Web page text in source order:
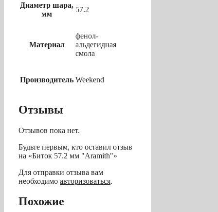
Диаметр шара,
мм
57.2
Материал
фенол-
альдегидная
смола
Производитель Weekend
Отзывы
Отзывов пока нет.
Будьте первым, кто оставил отзыв
на «Биток 57.2 мм "Aramith"»
Для отправки отзыва вам
необходимо авторизоваться.
Похожие